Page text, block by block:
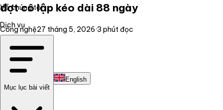
Về chúng tôi
Dịch vụ
Liên hệ
English
đợt cô lập kéo dài 88 ngày
Công nghệ27 tháng 5, 2026·3 phút đọc
Mục lục bài viết